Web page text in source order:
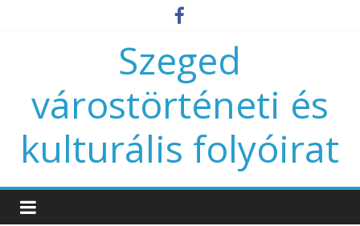
Szeged
várostörténeti és
kulturális folyóirat